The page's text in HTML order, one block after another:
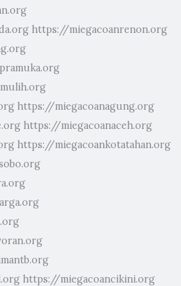
https://miegacoanrenon.org
https://miegacoanagung.org
https://miegacoanaceh.org
https://miegacoankotatahan.org
https://miegacoancikini.org